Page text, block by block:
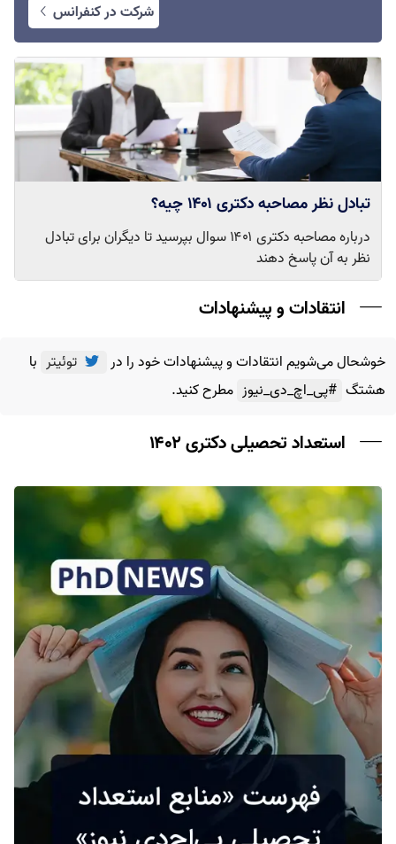
شرکت در کنفرانس
تبادل نظر مصاحبه دکتری ۱۴۰۱ چیه؟
درباره مصاحبه دکتری ۱۴۰۱ سوال بپرسید تا دیگران برای تبادل
نظر به آن پاسخ دهند
انتقادات و پیشنهادات
خوشحال می‌شویم انتقادات و پیشنهادات خود را در توئیتر با
هشتگ #پی_اچ_دی_نیوز مطرح کنید.
استعداد تحصیلی دکتری ۱۴۰۲